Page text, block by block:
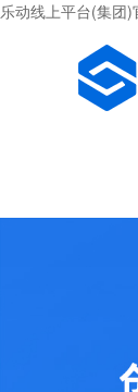
乐动线上平台(集团)